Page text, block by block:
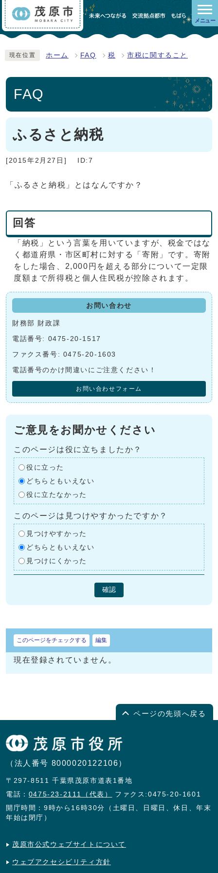
メニュー
現在位置 ホーム FAQ 税 市税に関すること
FAQ
ふるさと納税
[2015年2月27日] ID:7
「ふるさと納税」とはなんですか？
回答
「納税」という言葉を用いていますが、税金ではな
く都道府県・市区町村に対する「寄附」です。寄附
をした場合、2,000円を超える部分について一定限
度額まで所得税と個人住民税が控除されます。
お問い合わせ
財務部 財政課
電話番号: 0475-20-1517
ファクス番号: 0475-20-1603
電話番号のかけ間違いにご注意ください！
お問い合わせフォーム
ご意見をお聞かせください
このページは役に立ちましたか？
役に立った
どちらともいえない
役に立たなかった
このページは見つけやすかったですか？
見つけやすかった
どちらともいえない
見つけにくかった
確認
このページをチェックする 編集
現在登録されていません。
ページの先頭へ戻る
（法人番号 8000020122106）
〒297-8511 千葉県茂原市道表1番地
電話： 0475-23-2111（代表）
ファクス:0475-20-1601
開庁時間：9時から16時30分（土曜日、日曜日、休日、年末
年始は閉庁）
茂原市公式ウェブサイトについて
ウェブアクセシビリティ方針